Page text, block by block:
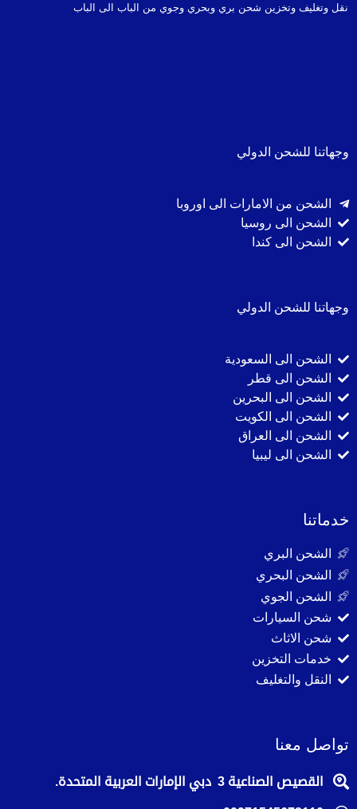
نقل وتغليف وتخزين شحن بري وبحري وجوي من الباب الى الباب
وجهاتنا للشحن الدولي
الشحن من الامارات الى اوروبا
الشحن الى روسيا
الشحن الى كندا
وجهاتنا للشحن الدولي
الشحن الى السعودية
الشحن الى قطر
الشحن الى البحرين
الشحن الى الكويت
الشحن الى العراق
الشحن الى ليبيا
خدماتنا
الشحن البري
الشحن البحري
الشحن الجوي
شحن السيارات
شحن الاثاث
خدمات التخزين
النقل والتغليف
تواصل معنا
القصيص الصناعية 3 دبي الإمارات العربية المتحدة.